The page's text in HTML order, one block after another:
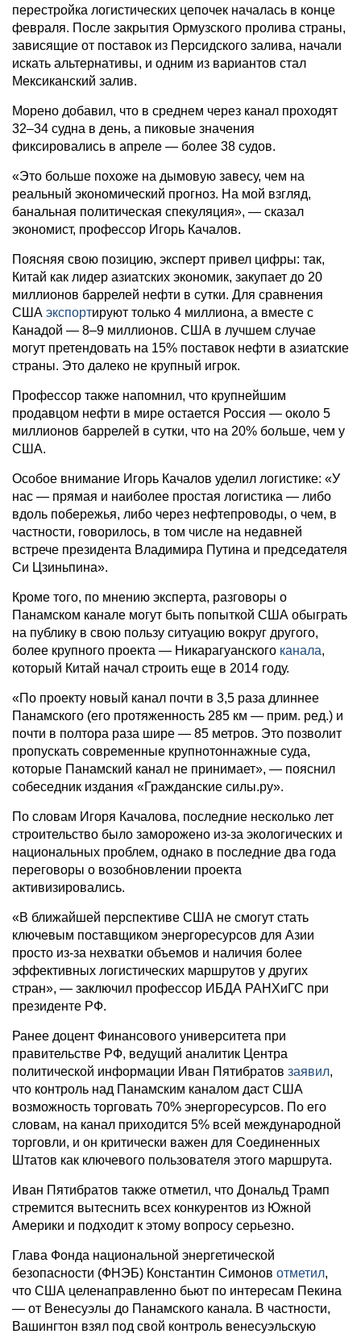
перестройка логистических цепочек началась в конце
февраля. После закрытия Ормузского пролива страны,
зависящие от поставок из Персидского залива, начали
искать альтернативы, и одним из вариантов стал
Мексиканский залив.
Морено добавил, что в среднем через канал проходят
32–34 судна в день, а пиковые значения
фиксировались в апреле — более 38 судов.
«Это больше похоже на дымовую завесу, чем на
реальный экономический прогноз. На мой взгляд,
банальная политическая спекуляция», — сказал
экономист, профессор Игорь Качалов.
Поясняя свою позицию, эксперт привел цифры: так,
Китай как лидер азиатских экономик, закупает до 20
миллионов баррелей нефти в сутки. Для сравнения
США экспортируют только 4 миллиона, а вместе с
Канадой — 8–9 миллионов. США в лучшем случае
могут претендовать на 15% поставок нефти в азиатские
страны. Это далеко не крупный игрок.
Профессор также напомнил, что крупнейшим
продавцом нефти в мире остается Россия — около 5
миллионов баррелей в сутки, что на 20% больше, чем у
США.
Особое внимание Игорь Качалов уделил логистике: «У
нас — прямая и наиболее простая логистика — либо
вдоль побережья, либо через нефтепроводы, о чем, в
частности, говорилось, в том числе на недавней
встрече президента Владимира Путина и председателя
Си Цзиньпина».
Кроме того, по мнению эксперта, разговоры о
Панамском канале могут быть попыткой США обыграть
на публику в свою пользу ситуацию вокруг другого,
более крупного проекта — Никарагуанского канала,
который Китай начал строить еще в 2014 году.
«По проекту новый канал почти в 3,5 раза длиннее
Панамского (его протяженность 285 км — прим. ред.) и
почти в полтора раза шире — 85 метров. Это позволит
пропускать современные крупнотоннажные суда,
которые Панамский канал не принимает», — пояснил
собеседник издания «Гражданские силы.ру».
По словам Игоря Качалова, последние несколько лет
строительство было заморожено из-за экологических и
национальных проблем, однако в последние два года
переговоры о возобновлении проекта
активизировались.
«В ближайшей перспективе США не смогут стать
ключевым поставщиком энергоресурсов для Азии
просто из-за нехватки объемов и наличия более
эффективных логистических маршрутов у других
стран», — заключил профессор ИБДА РАНХиГС при
президенте РФ.
Ранее доцент Финансового университета при
правительстве РФ, ведущий аналитик Центра
политической информации Иван Пятибратов заявил,
что контроль над Панамским каналом даст США
возможность торговать 70% энергоресурсов. По его
словам, на канал приходится 5% всей международной
торговли, и он критически важен для Соединенных
Штатов как ключевого пользователя этого маршрута.
Иван Пятибратов также отметил, что Дональд Трамп
стремится вытеснить всех конкурентов из Южной
Америки и подходит к этому вопросу серьезно.
Глава Фонда национальной энергетической
безопасности (ФНЭБ) Константин Симонов отметил,
что США целенаправленно бьют по интересам Пекина
— от Венесуэлы до Панамского канала. В частности,
Вашингтон взял под свой контроль венесуэльскую